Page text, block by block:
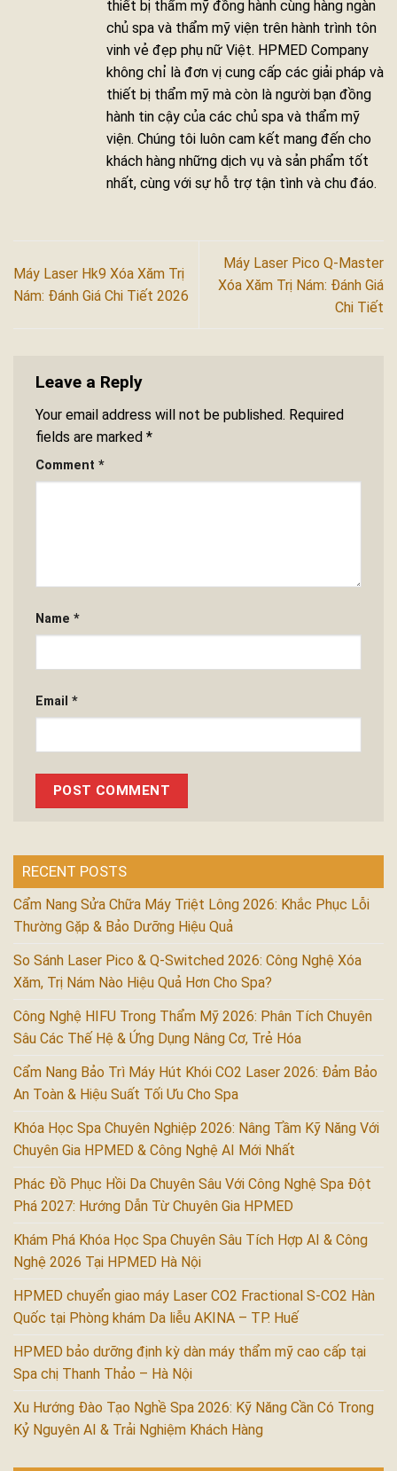
thiết bị thẩm mỹ đồng hành cùng hàng ngàn
chủ spa và thẩm mỹ viện trên hành trình tôn
vinh vẻ đẹp phụ nữ Việt. HPMED Company
không chỉ là đơn vị cung cấp các giải pháp và
thiết bị thẩm mỹ mà còn là người bạn đồng
hành tin cậy của các chủ spa và thẩm mỹ
viện. Chúng tôi luôn cam kết mang đến cho
khách hàng những dịch vụ và sản phẩm tốt
nhất, cùng với sự hỗ trợ tận tình và chu đáo.
Máy Laser Hk9 Xóa Xăm Trị
Nám: Đánh Giá Chi Tiết 2026
Máy Laser Pico Q-Master
Xóa Xăm Trị Nám: Đánh Giá
Chi Tiết
Leave a Reply
Your email address will not be published. Required
fields are marked *
Comment *
Name *
Email *
RECENT POSTS
Cẩm Nang Sửa Chữa Máy Triệt Lông 2026: Khắc Phục Lỗi
Thường Gặp & Bảo Dưỡng Hiệu Quả
So Sánh Laser Pico & Q-Switched 2026: Công Nghệ Xóa
Xăm, Trị Nám Nào Hiệu Quả Hơn Cho Spa?
Công Nghệ HIFU Trong Thẩm Mỹ 2026: Phân Tích Chuyên
Sâu Các Thế Hệ & Ứng Dụng Nâng Cơ, Trẻ Hóa
Cẩm Nang Bảo Trì Máy Hút Khói CO2 Laser 2026: Đảm Bảo
An Toàn & Hiệu Suất Tối Ưu Cho Spa
Khóa Học Spa Chuyên Nghiệp 2026: Nâng Tầm Kỹ Năng Với
Chuyên Gia HPMED & Công Nghệ AI Mới Nhất
Phác Đồ Phục Hồi Da Chuyên Sâu Với Công Nghệ Spa Đột
Phá 2027: Hướng Dẫn Từ Chuyên Gia HPMED
Khám Phá Khóa Học Spa Chuyên Sâu Tích Hợp AI & Công
Nghệ 2026 Tại HPMED Hà Nội
HPMED chuyển giao máy Laser CO2 Fractional S-CO2 Hàn
Quốc tại Phòng khám Da liễu AKINA – TP. Huế
HPMED bảo dưỡng định kỳ dàn máy thẩm mỹ cao cấp tại
Spa chị Thanh Thảo – Hà Nội
Xu Hướng Đào Tạo Nghề Spa 2026: Kỹ Năng Cần Có Trong
Kỷ Nguyên AI & Trải Nghiệm Khách Hàng